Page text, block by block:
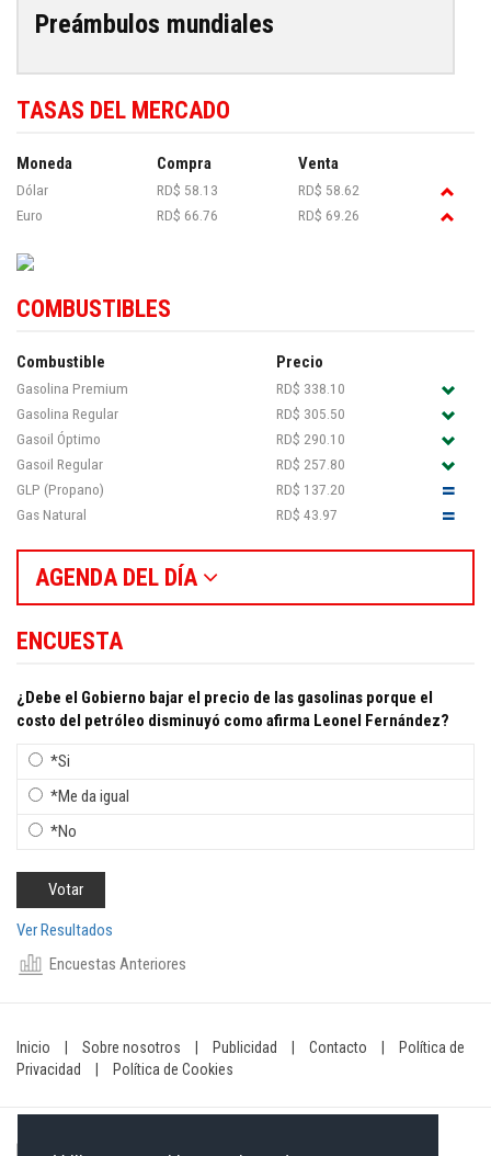
Preámbulos mundiales
TASAS DEL MERCADO
Moneda Compra Venta
Dólar RD$ 58.13
RD$ 58.62
Euro
RD$ 66.76 RD$ 69.26
COMBUSTIBLES
Combustible Precio
Gasolina Premium
RD$ 338.10
Gasolina Regular
RD$ 305.50
Gasoil Óptimo
RD$ 290.10
Gasoil Regular
RD$ 257.80
GLP (Propano)
RD$ 137.20
Gas Natural
RD$ 43.97
AGENDA DEL DÍA
ENCUESTA
¿Debe el Gobierno bajar el precio de las gasolinas porque el
costo del petróleo disminuyó como afirma Leonel Fernández?
*Si
*Me da igual
*No
Ver Resultados
Encuestas Anteriores
Inicio Sobre nosotros Publicidad Contacto
Política de
Privacidad
Política de Cookies